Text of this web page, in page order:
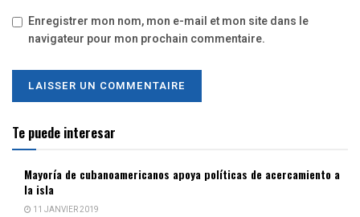
Enregistrer mon nom, mon e-mail et mon site dans le
navigateur pour mon prochain commentaire.
Te puede interesar
Mayoría de cubanoamericanos apoya políticas de acercamiento a
la isla
11 JANVIER 2019